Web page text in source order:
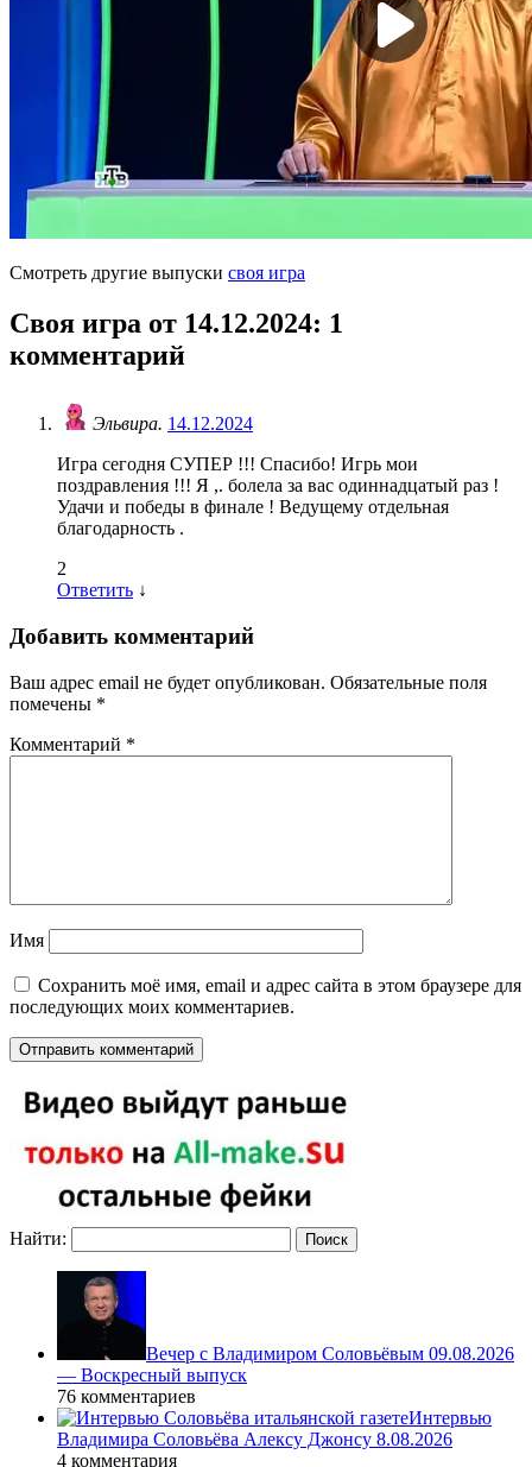
Смотреть другие выпуски своя игра
Своя игра от 14.12.2024: 1
комментарий
Эльвира. 14.12.2024
Игра сегодня СУПЕР !!! Спасибо! Игрь мои
поздравления !!! Я ,. болела за вас одиннадцатый раз !
Удачи и победы в финале ! Ведущему отдельная
благодарность .
2
Ответить ↓
Добавить комментарий
Ваш адрес email не будет опубликован. Обязательные поля
помечены *
Комментарий *
Имя
Сохранить моё имя, email и адрес сайта в этом браузере для
последующих моих комментариев.
Найти:
Вечер с Владимиром Соловьёвым 09.08.2026
— Воскресный выпуск
76 комментариев
Интервью
Владимира Соловьёва Алексу Джонсу 8.08.2026
4 комментария